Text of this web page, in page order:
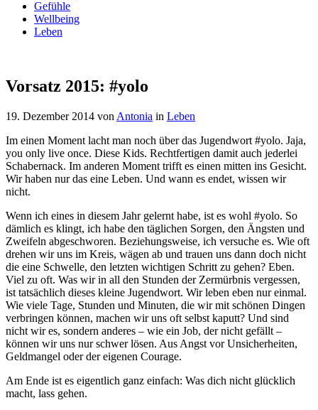
Gefühle
Wellbeing
Leben
Vorsatz 2015: #yolo
19. Dezember 2014 von Antonia in Leben
Im einen Moment lacht man noch über das Jugendwort #yolo. Jaja,
you only live once. Diese Kids. Rechtfertigen damit auch jederlei
Schabernack. Im anderen Moment trifft es einen mitten ins Gesicht.
Wir haben nur das eine Leben. Und wann es endet, wissen wir
nicht.
Wenn ich eines in diesem Jahr gelernt habe, ist es wohl #yolo. So
dämlich es klingt, ich habe den täglichen Sorgen, den Ängsten und
Zweifeln abgeschworen. Beziehungsweise, ich versuche es. Wie oft
drehen wir uns im Kreis, wägen ab und trauen uns dann doch nicht
die eine Schwelle, den letzten wichtigen Schritt zu gehen? Eben.
Viel zu oft. Was wir in all den Stunden der Zermürbnis vergessen,
ist tatsächlich dieses kleine Jugendwort. Wir leben eben nur einmal.
Wie viele Tage, Stunden und Minuten, die wir mit schönen Dingen
verbringen können, machen wir uns oft selbst kaputt? Und sind
nicht wir es, sondern anderes – wie ein Job, der nicht gefällt –
können wir uns nur schwer lösen. Aus Angst vor Unsicherheiten,
Geldmangel oder der eigenen Courage.
Am Ende ist es eigentlich ganz einfach: Was dich nicht glücklich
macht, lass gehen.